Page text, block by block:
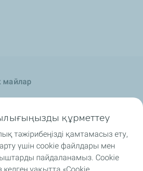
майлар
құрметтеу
тәжірибеңізді қамтамасыз ету,
үшін cookie файлдары мен
пайдаланамыз. Cookie